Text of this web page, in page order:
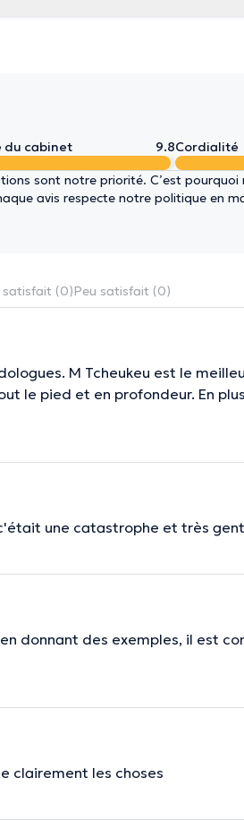
du cabinet 9.8Cordialité
sont notre priorité. C’est pourquoi
avis respecte notre politique en
satisfait (0)Peu satisfait (0)
M Tcheukeu est le
le pied et en profondeur. En
une catastrophe et très
donnant des exemples, il est
clairement les choses